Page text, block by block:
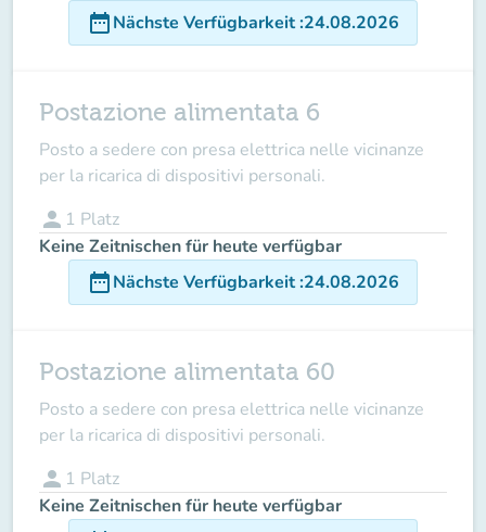
date_rangeNächste Verfügbarkeit:24.08.2026
Postazione alimentata 6
Posto a sedere con presa elettrica nelle vicinanze
per la ricarica di dispositivi personali.
person 1 Platz
Keine Zeitnischen für heute verfügbar
date_rangeNächste Verfügbarkeit:24.08.2026
Postazione alimentata 60
Posto a sedere con presa elettrica nelle vicinanze
per la ricarica di dispositivi personali.
person 1 Platz
Keine Zeitnischen für heute verfügbar